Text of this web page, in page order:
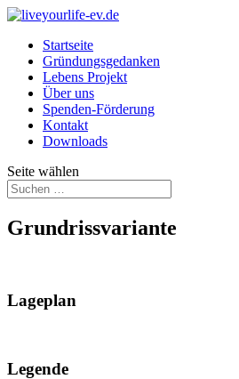
Startseite
Gründungsgedanken
Lebens Projekt
Über uns
Spenden-Förderung
Kontakt
Downloads
Seite wählen
Grundrissvariante
Lageplan
Legende